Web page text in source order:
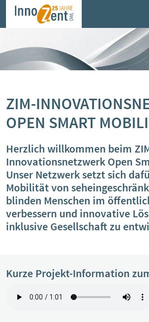
ZIM-
OPEN SMART
Herzlich willkommen beim
Innovationsnetzwerk Open
Unser Netzwerk setzt sich
Mobilität von
blinden Menschen im
verbessern und innovative
inklusive Gesellschaft zu
Kurze Projekt-Information
SFZ – Steuerliche Forschungszulage
ZIM – Zentrales
Mittelstand
AQUISE
BattOut
Ce:FIRe
GoProZero
HeatTransPlan
KMU.kompetent.sicher
Samstag
Kompetenzen im Netzwerk
Vorstand
Angebote
Austauschplattform zirkuläre B2B
ElektronikForum OWL
Abwärme clever nutzen"
Erfahrungsaustausch
Zirkularität gestalten“
Faire Beratung Forschungszulage
Regeneratives Wirtschaften
Peer Group zur EU Taxonomie
Kooperationspartner finden